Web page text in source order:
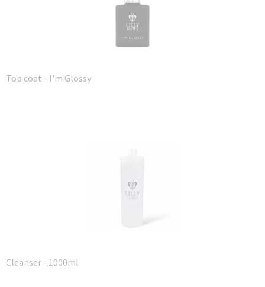
Top coat - I'm Glossy
Cleanser - 1000ml